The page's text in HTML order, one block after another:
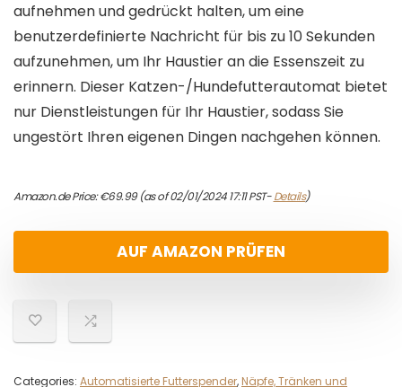
aufnehmen und gedrückt halten, um eine
benutzerdefinierte Nachricht für bis zu 10 Sekunden
aufzunehmen, um Ihr Haustier an die Essenszeit zu
erinnern. Dieser Katzen-/Hundefutterautomat bietet
nur Dienstleistungen für Ihr Haustier, sodass Sie
ungestört Ihren eigenen Dingen nachgehen können.
Amazon.de Price:€69.99(as of 02/01/2024 17:11 PST-Details)
AUF AMAZON PRÜFEN
Categories: Automatisierte Futterspender,Näpfe, Tränken und